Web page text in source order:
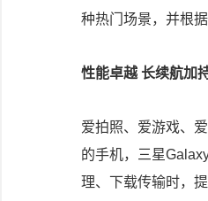
种热门场景，并根
性能卓越 长续航加
爱拍照、爱游戏、
的手机，三星
理、下载传输时，